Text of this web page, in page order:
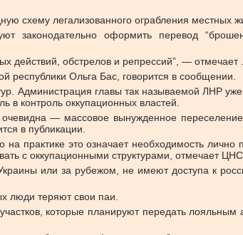
схему легализованного ограбления местных
законодательно оформить перевод
действий, обстрелов и репрессий”, — отмечает .
республики Ольга Бас, говорится в сообщении.
Администрация главы так называемой ЛНР
в контроль оккупационных властей.
очевидна — массовое вынужденное
в публикации.
практике это означает необходимость
с оккупационными структурами, отмечает ЦНС.
или за рубежом, не имеют доступа к
люди теряют свои паи.
которые планируют передать лояльным